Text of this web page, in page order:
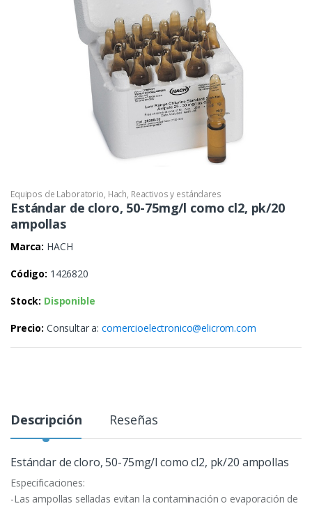
Equipos de Laboratorio, Hach, Reactivos y estándares
Estándar de cloro, 50-75mg/l como cl2, pk/20
ampollas
Marca: HACH
Código: 1426820
Stock: Disponible
Precio: Consultar a:comercioelectronico@elicrom.com
Descripción Reseñas
Estándar de cloro, 50-75mg/l como cl2, pk/20 ampollas
Especificaciones:
-Las ampollas selladas evitan la contaminación o evaporación de